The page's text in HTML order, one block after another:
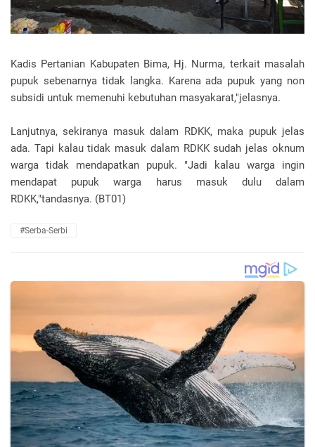
Kadis Pertanian Kabupaten Bima, Hj. Nurma, terkait masalah
pupuk sebenarnya tidak langka. Karena ada pupuk yang non
subsidi untuk memenuhi kebutuhan masyakarat,"jelasnya.
Lanjutnya, sekiranya masuk dalam RDKK, maka pupuk jelas
ada. Tapi kalau tidak masuk dalam RDKK sudah jelas oknum
warga tidak mendapatkan pupuk. "Jadi kalau warga ingin
mendapat pupuk warga harus masuk dulu dalam
RDKK,"tandasnya. (BT01)
#Serba-Serbi